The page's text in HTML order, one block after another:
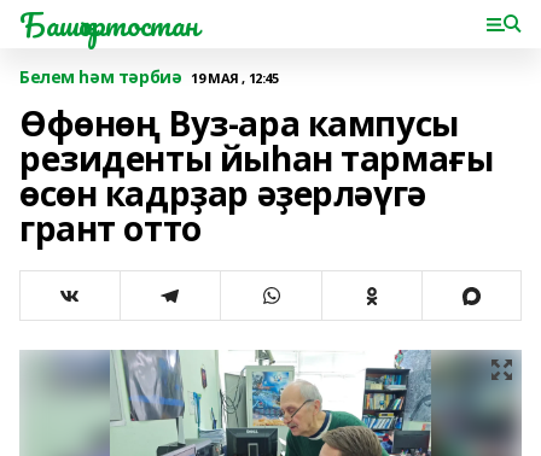
Башҡортостан
Белем һәм тәрбиә 19 МАЯ , 12:45
Өфөнөң Вуз-ара кампусы
резиденты йыһан тармағы
өсөн кадрҙар әҙерләүгә
грант отто